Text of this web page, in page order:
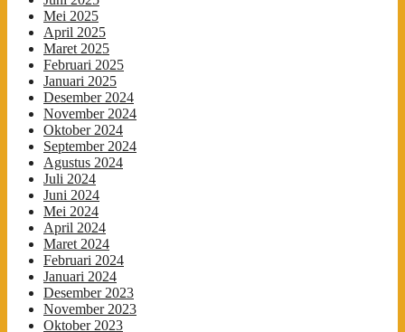
Mei 2025
April 2025
Maret 2025
Februari 2025
Januari 2025
Desember 2024
November 2024
Oktober 2024
September 2024
Agustus 2024
Juli 2024
Juni 2024
Mei 2024
April 2024
Maret 2024
Februari 2024
Januari 2024
Desember 2023
November 2023
Oktober 2023